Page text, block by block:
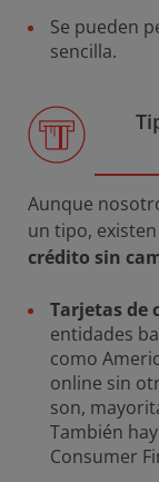
Se pueden
sencilla.
Aunque
un tipo, existen
crédito sin
Tarjetas de
entidades
como
online sin
son,
También
Consumer